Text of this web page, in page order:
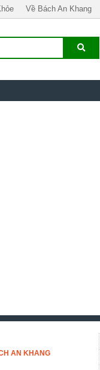
Về Bách An Khang
AN KHANG